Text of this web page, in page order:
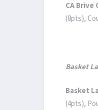
CA Brive
(8pts),
Basket
Basket
(4pts),